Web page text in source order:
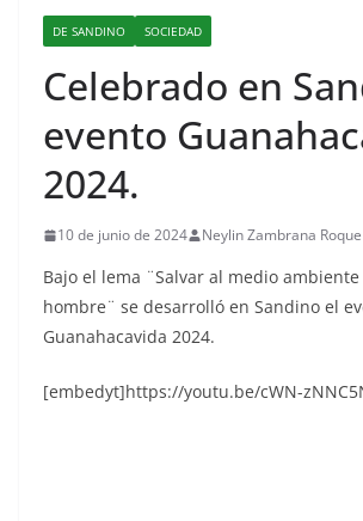
DE SANDINO SOCIEDAD
Celebrado en
evento
2024.
10 de junio de 2024 Neylin Zambrana Roque
Bajo el lema ¨Salvar al medio
hombre¨ se desarrolló en Sandino el
Guanahacavida 2024.
[embedyt]https://youtu.be/cWN-